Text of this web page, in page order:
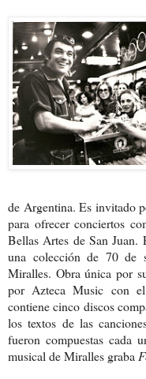
de Argentina. Es invitado
para ofrecer conciertos
Bellas Artes de San Juan.
una colección de 70 de
Miralles. Obra única por
por Azteca Music con
contiene cinco discos
los textos de las
fueron compuestas cada
musical de Miralles graba